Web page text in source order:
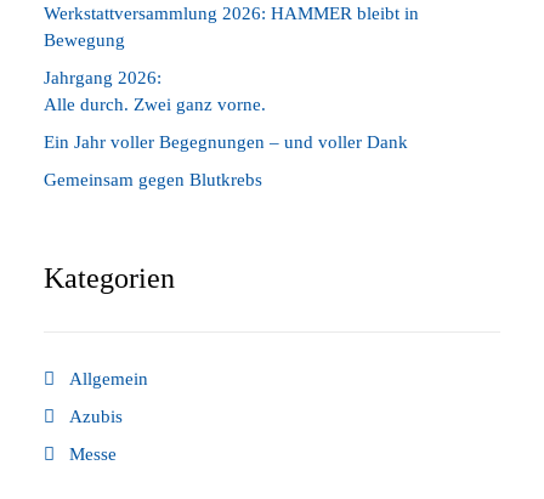
Werkstattversammlung 2026: HAMMER bleibt in
Bewegung
Jahrgang 2026:
Alle durch. Zwei ganz vorne.
Ein Jahr voller Begegnungen – und voller Dank
Gemeinsam gegen Blutkrebs
Kategorien
Allgemein
Azubis
Messe